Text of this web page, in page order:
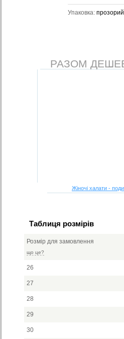
Упаковка:
РАЗОМ
Жіночі халати -
Таблиця розмірів
Розмір для замовлення
що це?
26
27
28
29
30